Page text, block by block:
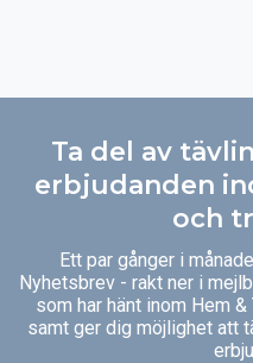
Ta del av
erbjudanden
och
Ett par gånger i
Nyhetsbrev - rakt ner i
som har hänt inom Hem
samt ger dig möjlighet att